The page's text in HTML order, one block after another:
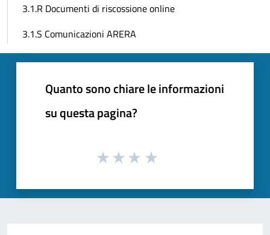
3.1.R Documenti di riscossione online
3.1.S Comunicazioni ARERA
Quanto sono chiare le informazioni
su questa pagina?